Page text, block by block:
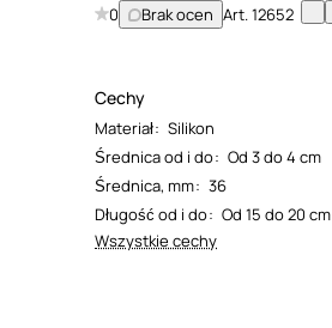
0 Brak ocen Art.12652
Cechy
Materiał: Silikon
Średnica od i do: Od 3 do 4 cm
Średnica, mm: 36
Długość od i do: Od 15 do 20 cm
Wszystkie cechy